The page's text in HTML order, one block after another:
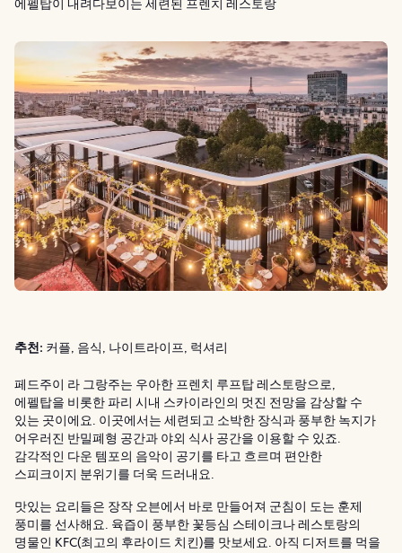
에펠탑이 내려다보이는 세련된 프렌치 레스토랑
추천: 커플, 음식, 나이트라이프, 럭셔리
페드주이 라 그랑주는 우아한 프렌치 루프탑 레스토랑으로,
에펠탑을 비롯한 파리 시내 스카이라인의 멋진 전망을 감상할 수
있는 곳이에요. 이곳에서는 세련되고 소박한 장식과 풍부한 녹지가
어우러진 반밀폐형 공간과 야외 식사 공간을 이용할 수 있죠.
감각적인 다운 템포의 음악이 공기를 타고 흐르며 편안한
스피크이지 분위기를 더욱 드러내요.
맛있는 요리들은 장작 오븐에서 바로 만들어져 군침이 도는 훈제
풍미를 선사해요. 육즙이 풍부한 꽃등심 스테이크나 레스토랑의
명물인 KFC(최고의 후라이드 치킨)를 맛보세요. 아직 디저트를 먹을